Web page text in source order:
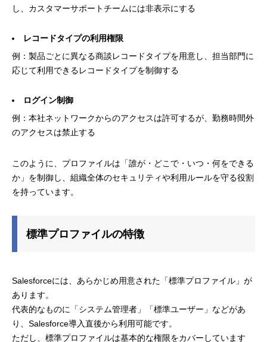
し、カスタマーサポートチームには非表示にする
レコードタイプの利用権限
例：製品ごとに異なる商談レコードタイプを用意し、担当部門に
応じて利用できるレコードタイプを制御する
ログイン制御
例：本社ネットワークからのアクセスは許可するが、勤務時間外
のアクセスは禁止する
このように、プロファイルは「誰が・どこで・いつ・何をできる
か」を制御し、組織全体のセキュリティや利用ルールを守る役割
を持っています。
標準プロファイルの特徴
Salesforceには、あらかじめ用意された「標準プロファイル」が
あります。
代表的なものに「システム管理者」「標準ユーザー」などがあ
り、Salesforce導入直後から利用可能です。
ただし、標準プロファイルは基本的な権限をカバーしています